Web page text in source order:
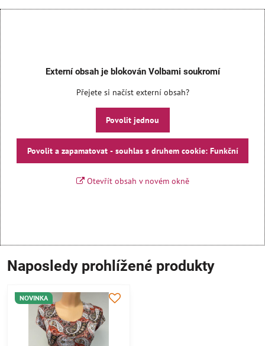
Externí obsah je blokován Volbami soukromí
Přejete si načíst externí obsah?
Povolit jednou
Povolit a zapamatovat - souhlas s druhem cookie: Funkční
Otevřít obsah v novém okně
Naposledy prohlížené produkty
NOVINKA